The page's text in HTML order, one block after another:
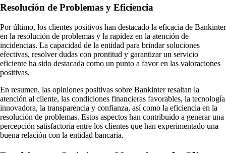
Resolución de Problemas y Eficiencia
Por último, los clientes positivos han destacado la eficacia de Bankinter
en la resolución de problemas y la rapidez en la atención de
incidencias. La capacidad de la entidad para brindar soluciones
efectivas, resolver dudas con prontitud y garantizar un servicio
eficiente ha sido destacada como un punto a favor en las valoraciones
positivas.
En resumen, las opiniones positivas sobre Bankinter resaltan la
atención al cliente, las condiciones financieras favorables, la tecnología
innovadora, la transparencia y confianza, así como la eficiencia en la
resolución de problemas. Estos aspectos han contribuido a generar una
percepción satisfactoria entre los clientes que han experimentado una
buena relación con la entidad bancaria.